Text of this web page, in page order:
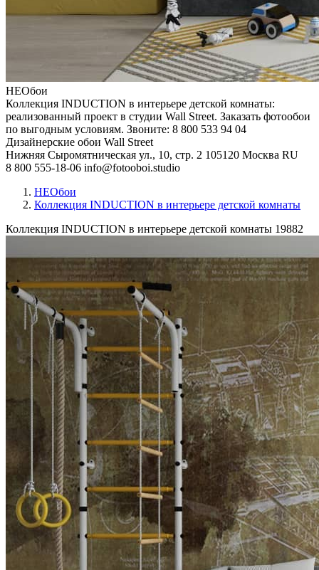
НЕОбои
Коллекция INDUCTION в интерьере детской комнаты:
реализованный проект в студии Wall Street. Заказать фотообои
по выгодным условиям. Звоните: 8 800 533 94 04
Дизайнерские обои Wall Street
Нижняя Сыромятническая ул., 10, стр. 2 105120 Москва RU
8 800 555-18-06 info@fotooboi.studio
НЕОбои
Коллекция INDUCTION в интерьере детской комнаты
Коллекция INDUCTION в интерьере детской комнаты 19882